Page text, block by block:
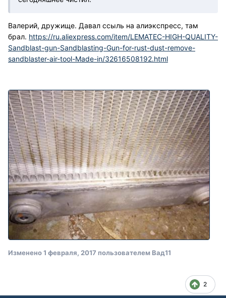
Валерий, дружище. Давал ссыль на алиэкспресс, там
брал. https://ru.aliexpress.com/item/LEMATEC-HIGH-QUALITY-
Sandblast-gun-Sandblasting-Gun-for-rust-dust-remove-
sandblaster-air-tool-Made-in/32616508192.html
Изменено1 февраля, 2017 пользователем Вад11
2